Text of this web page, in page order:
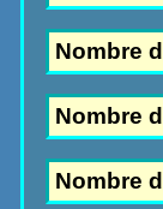
Nombre
Nombre
Nombre